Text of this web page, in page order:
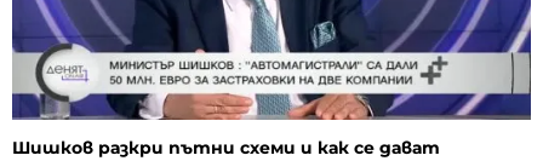
Шишков разкри пътни схеми и как се дават